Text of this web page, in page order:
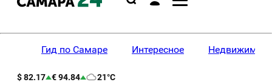
Гид по Самаре Интересное
$ 82.17 € 94.84 21°C